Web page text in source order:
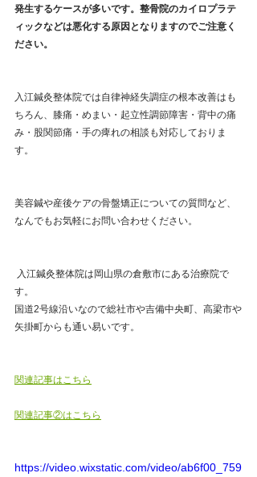
発生するケースが多いです。整骨院のカイロプラテ
ィックなどは悪化する原因となりますのでご注意く
ださい。
入江鍼灸整体院では自律神経失調症の根本改善はも
ちろん、膝痛・めまい・起立性調節障害・背中の痛
み・股関節痛・手の痺れの相談も対応しておりま
す。
美容鍼や産後ケアの骨盤矯正についての質問など、
なんでもお気軽にお問い合わせください。
す。
国道2号線沿いなので総社市や吉備中央町、高梁市や
矢掛町からも通い易いです。
関連記事はこちら
関連記事②はこちら
https://video.wixstatic.com/video/ab6f00_759